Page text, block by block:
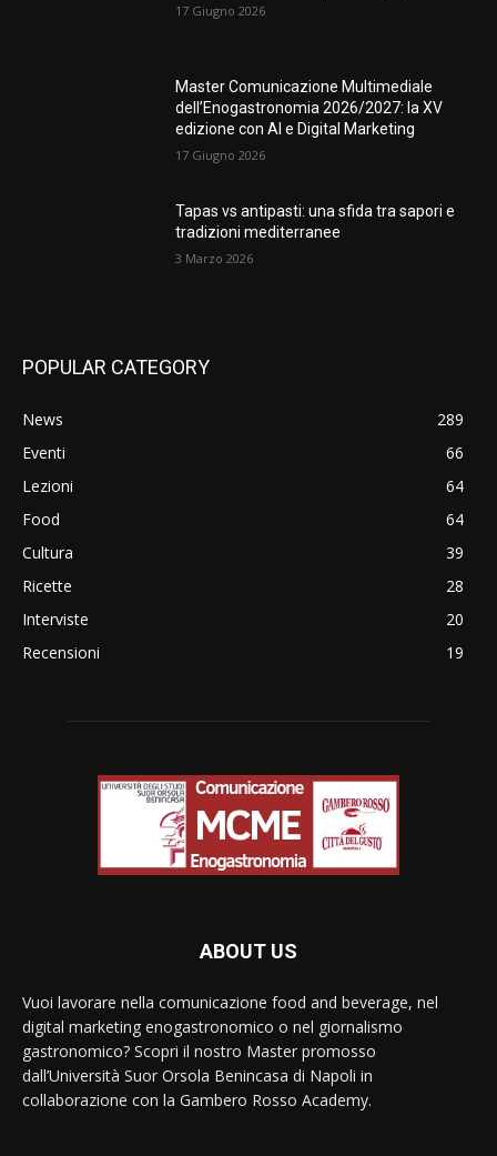
17 Giugno 2026
Master Comunicazione Multimediale
dell’Enogastronomia 2026/2027: la XV
edizione con AI e Digital Marketing
17 Giugno 2026
Tapas vs antipasti: una sfida tra sapori e
tradizioni mediterranee
3 Marzo 2026
POPULAR CATEGORY
News
289
Eventi
66
Lezioni
64
Food
64
Cultura
39
Ricette
28
Interviste
20
Recensioni
19
ABOUT US
Vuoi lavorare nella comunicazione food and beverage, nel
digital marketing enogastronomico o nel giornalismo
gastronomico? Scopri il nostro Master promosso
dall’Università Suor Orsola Benincasa di Napoli in
collaborazione con la Gambero Rosso Academy.